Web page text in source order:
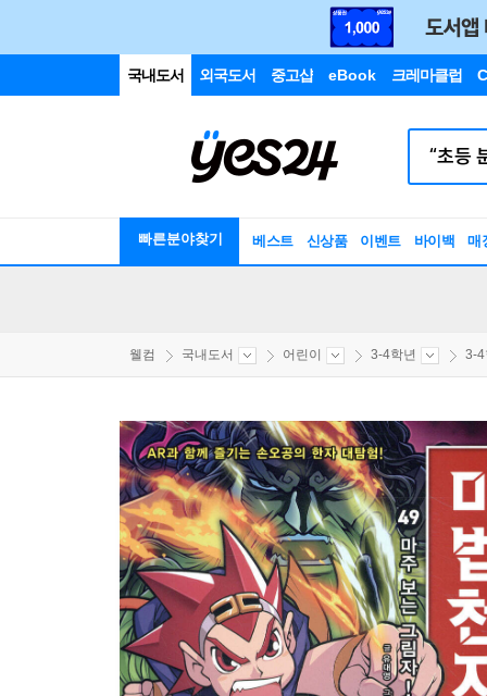
국내도서 외국도서 중고샵 eBook 크레마클럽
빠른분야찾기 베스트 신상품 이벤트 바이백 매
웰컴 국내도서 어린이 3-4학년 3-4